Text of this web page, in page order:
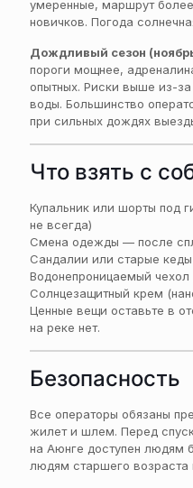
умеренные, маршрут
новичков. Погода
Дождливый сезон
пороги мощнее,
опытных. Риски выше из-
воды. Большинство
при сильных дождях
Что взять с
Купальник или шорты под
не всегда)
Смена одежды — после
Сандалии или старые
Водонепроницаемый чехол
Солнцезащитный крем
Ценные вещи оставьте в
на реке нет.
Безопасность
Все операторы обязаны
жилет и шлем. Перед
на Аюнге доступен людям
людям старшего